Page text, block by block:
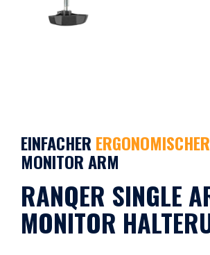
EINFACHER ERGONOMISCHER
MONITOR ARM
RANQER SINGLE
MONITOR